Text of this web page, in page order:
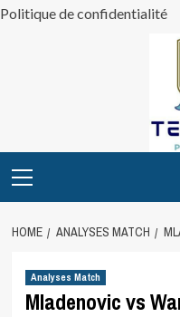
Politique de confidentialité
Menu
HOME ANALYSES MATCH
Analyses Match
Mladenovic vs